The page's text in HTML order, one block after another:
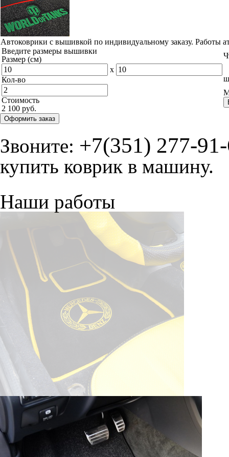
Автоковрики с вышивкой по индивидуальному заказу. Работы
Введите размеры вышивки
Размер (см)
x
Кол-во
Стоимость
2 100 руб.
Оформить заказ
Звоните: +7(351) 277-
купить коврик в машину.
Наши работы
© ателье «Автоковрики
корпус 1.
На нашем сайте в целях
работоспособности